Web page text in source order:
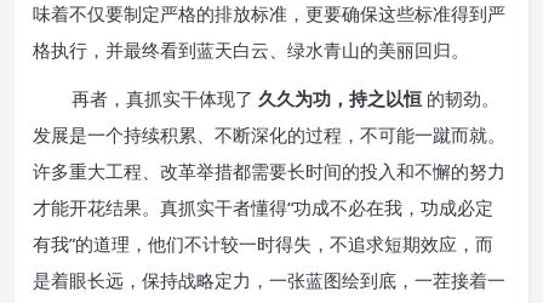
味着不仅要制定严格的排放标准，更要确保这些标准得到严
格执行，并最终看到蓝天白云、绿水青山的美丽回归。
再者，真抓实干体现了 久久为功，持之以恒 的韧劲。
发展是一个持续积累、不断深化的过程，不可能一蹴而就。
许多重大工程、改革举措都需要长时间的投入和不懈的努力
才能开花结果。真抓实干者懂得“功成不必在我，功成必定
有我”的道理，他们不计较一时得失，不追求短期效应，而
是着眼长远，保持战略定力，一张蓝图绘到底，一茬接着一